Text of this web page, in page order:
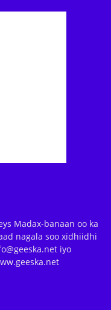
Madax-banaan oo ka
nagala soo xidhiidhi
iyo